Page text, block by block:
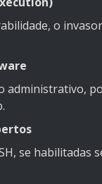
o
administrativo,
se habilitadas